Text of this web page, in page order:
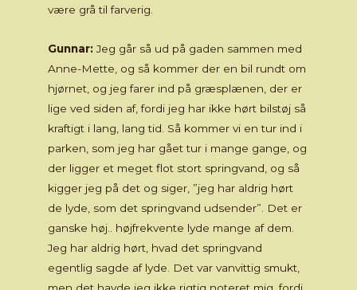
være grå til farverig.
Gunnar:Jeg går så ud på gaden sammen med
Anne-Mette, og så kommer der en bil rundt om
hjørnet, og jeg farer ind på græsplænen, der er
lige ved siden af, fordi jeg har ikke hørt bilstøj så
kraftigt i lang, lang tid. Så kommer vi en tur ind i
parken, som jeg har gået tur i mange gange, og
der ligger et meget flot stort springvand, og så
kigger jeg på det og siger, ”jeg har aldrig hørt
de lyde, som det springvand udsender”. Det er
ganske høj.. højfrekvente lyde mange af dem.
Jeg har aldrig hørt, hvad det springvand
egentlig sagde af lyde. Det var vanvittig smukt,
men det havde jeg ikke rigtig noteret mig, fordi